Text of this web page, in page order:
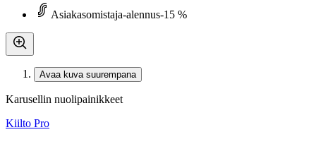
Asiakasomistaja-alennus-15 %
Avaa kuva suurempana
Karusellin nuolipainikkeet
Kiilto Pro